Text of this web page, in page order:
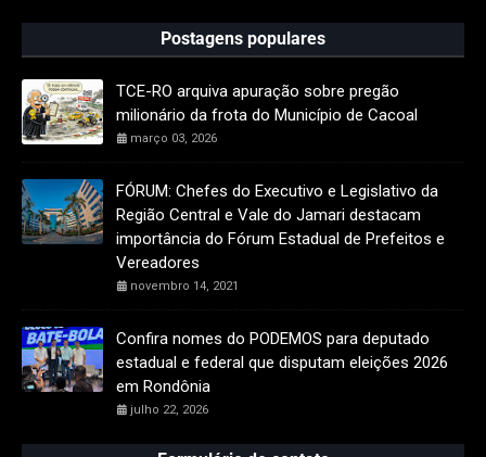
Postagens populares
TCE-RO arquiva apuração sobre pregão
milionário da frota do Município de Cacoal
março 03, 2026
FÓRUM: Chefes do Executivo e Legislativo da
Região Central e Vale do Jamari destacam
importância do Fórum Estadual de Prefeitos e
Vereadores
novembro 14, 2021
Confira nomes do PODEMOS para deputado
estadual e federal que disputam eleições 2026
em Rondônia
julho 22, 2026